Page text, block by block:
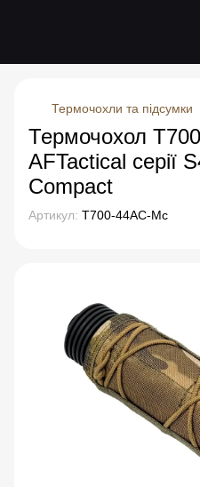
Термочохли та підсумки
Термочохол
AFTactical серії
Compact
Артикул: T700-44AC-Mc